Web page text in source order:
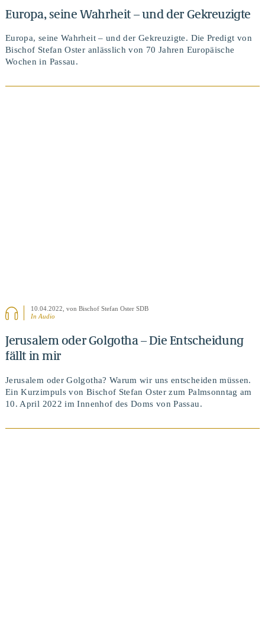
Europa, seine Wahrheit – und der Gekreuzigte
Europa, seine Wahrheit – und der Gekreuzigte. Die Predigt von
Bischof Stefan Oster anlässlich von 70 Jahren Europäische
Wochen in Passau.
10.04.2022 , von Bischof Stefan Oster SDB
In Audio
Jerusalem oder Golgotha – Die Entscheidung
fällt in mir
Jerusalem oder Golgotha? Warum wir uns entscheiden müssen.
Ein Kurzimpuls von Bischof Stefan Oster zum Palmsonntag am
10. April 2022 im Innenhof des Doms von Passau.